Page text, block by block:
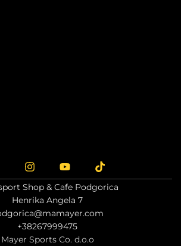
Shop & Cafe Podgorica
Henrika Angela 7
+38267999475
Mayer Sports Co. d.o.o